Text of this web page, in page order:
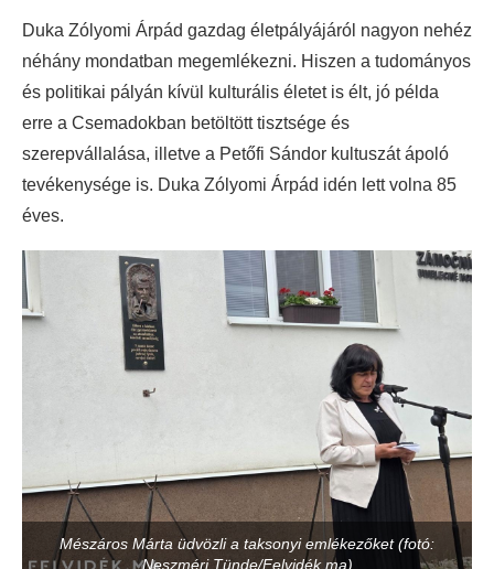
Duka Zólyomi Árpád gazdag életpályájáról nagyon nehéz
néhány mondatban megemlékezni. Hiszen a tudományos
és politikai pályán kívül kulturális életet is élt, jó példa
erre a Csemadokban betöltött tisztsége és
szerepvállalása, illetve a Petőfi Sándor kultuszát ápoló
tevékenysége is. Duka Zólyomi Árpád idén lett volna 85
éves.
Mészáros Márta üdvözli a taksonyi emlékezőket (fotó:
Neszméri Tünde/Felvidék.ma)